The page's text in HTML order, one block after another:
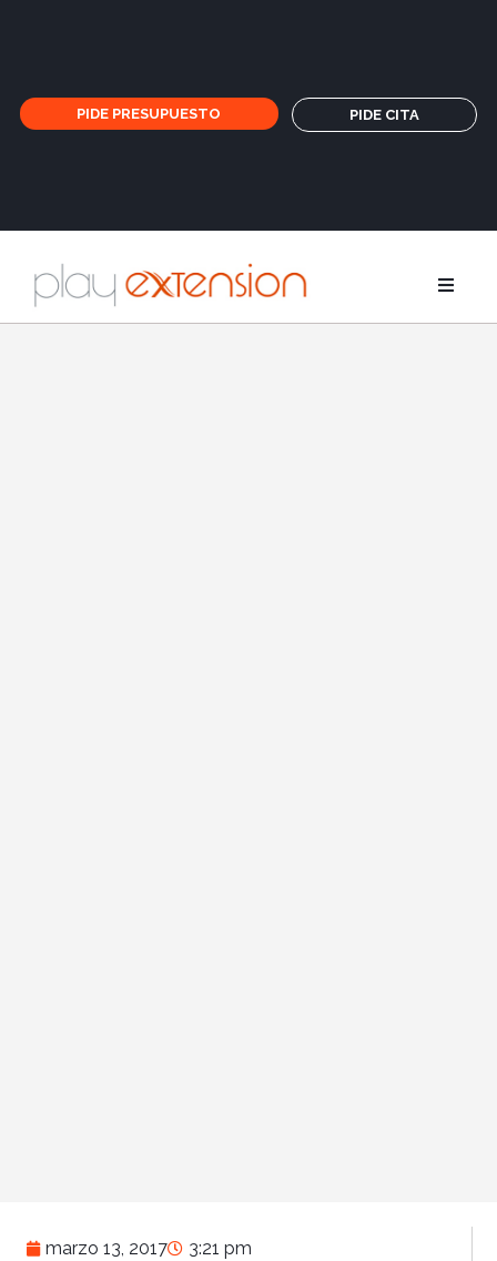
PIDE PRESUPUESTO PIDE CITA
marzo 13, 2017 3:21 pm